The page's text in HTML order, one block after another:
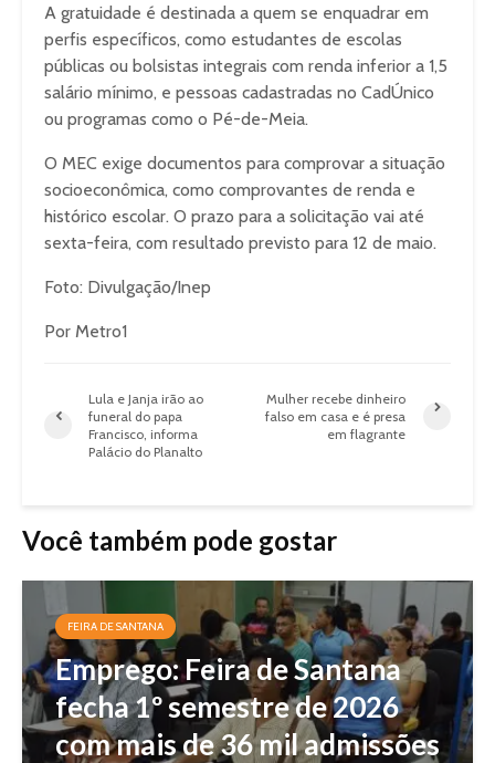
A gratuidade é destinada a quem se enquadrar em
perfis específicos, como estudantes de escolas
públicas ou bolsistas integrais com renda inferior a 1,5
salário mínimo, e pessoas cadastradas no CadÚnico
ou programas como o Pé-de-Meia.
O MEC exige documentos para comprovar a situação
socioeconômica, como comprovantes de renda e
histórico escolar. O prazo para a solicitação vai até
sexta-feira, com resultado previsto para 12 de maio.
Foto: Divulgação/Inep
Por Metro1
Lula e Janja irão ao
funeral do papa
Francisco, informa
Palácio do Planalto
Mulher recebe dinheiro
falso em casa e é presa
em flagrante
Você também pode gostar
FEIRA DE SANTANA
Emprego: Feira de Santana
fecha 1º semestre de 2026
com mais de 36 mil admissões